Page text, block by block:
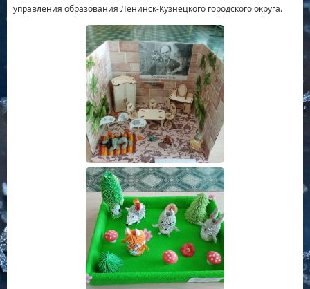
управления образования Ленинск-Кузнецкого городского округа.